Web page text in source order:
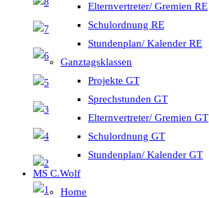
Elternvertreter/ Gremien RE
Schulordnung RE
Stundenplan/ Kalender RE
Ganztagsklassen
Projekte GT
Sprechstunden GT
Elternvertreter/ Gremien GT
Schulordnung GT
Stundenplan/ Kalender GT
MS C.Wolf
Home